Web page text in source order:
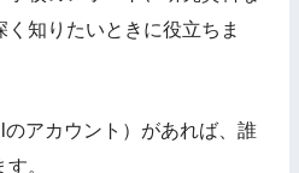
知りたいときに役立ちま
アカウント）があれば、誰
。